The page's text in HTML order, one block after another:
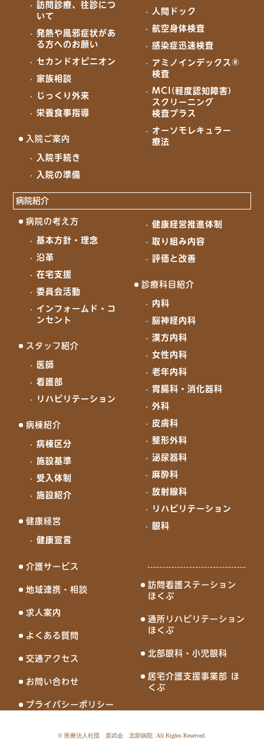
訪問診療、往診につ
いて
発熱や風邪症状があ
る方へのお願い
セカンドオピニオン
家族相談
じっくり外来
栄養食事指導
入院ご案内
入院手続き
入院の準備
人間ドック
航空身体検査
感染症迅速検査
アミノインデックス®
検査
MCI(軽度認知障害)
スクリーニング
検査プラス
オーソモレキュラー
療法
病院紹介
病院の考え方
基本方針・理念
沿革
在宅支援
委員会活動
インフォームド・コ
ンセント
スタッフ紹介
医師
看護部
リハビリテーション
病棟紹介
病棟区分
施設基準
受入体制
施設紹介
健康経営
健康宣言
健康経営推進体制
取り組み内容
評価と改善
診療科目紹介
内科
脳神経内科
漢方内科
女性内科
老年内科
胃腸科・消化器科
外科
皮膚科
整形外科
泌尿器科
麻酔科
放射線科
リハビリテーション
眼科
介護サービス
地域連携・相談
求人案内
よくある質問
交通アクセス
お問い合わせ
プライバシーポリシー
訪問看護ステーション
ほくぶ
通所リハビリテーション
ほくぶ
北部眼科・小児眼科
居宅介護支援事業部 ほ
くぶ
© 医療法人社団 原武会 北部病院 . All Rights Reserved.